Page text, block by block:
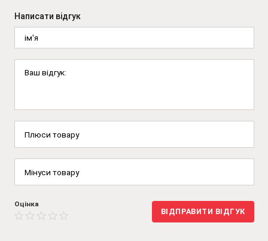
Написати відгук
Оцінка
ВІДПРАВИТИ ВІДГУК